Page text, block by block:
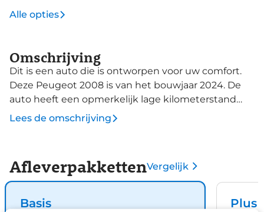
Alle opties
Omschrijving
Dit is een auto die is ontworpen voor uw comfort.
Deze Peugeot 2008 is van het bouwjaar 2024. De
auto heeft een opmerkelijk lage kilometerstand
van slechts 11102 Zuinig rijden, minder uitstoot,
andere ook van: LED koplampen, in delen
neerklapbare achterbank en LED-achterlichten.
Connected Services voegt nog meer comfort en
Lees de omschrijving
AfleverpakkettenVergelijk
Basis Plus